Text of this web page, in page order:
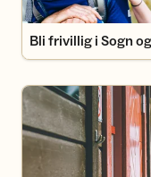
Bli frivillig i Sogn
Bli medlem